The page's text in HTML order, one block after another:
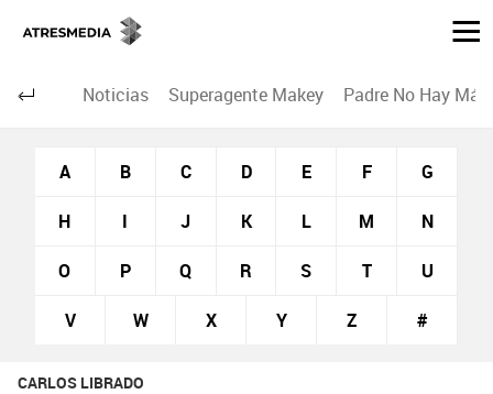
Noticias Superagente Makey Padre No Hay
A B C D E F G
H I J K L M N
O P Q R S T U
V W X Y Z #
CARLOS LIBRADO